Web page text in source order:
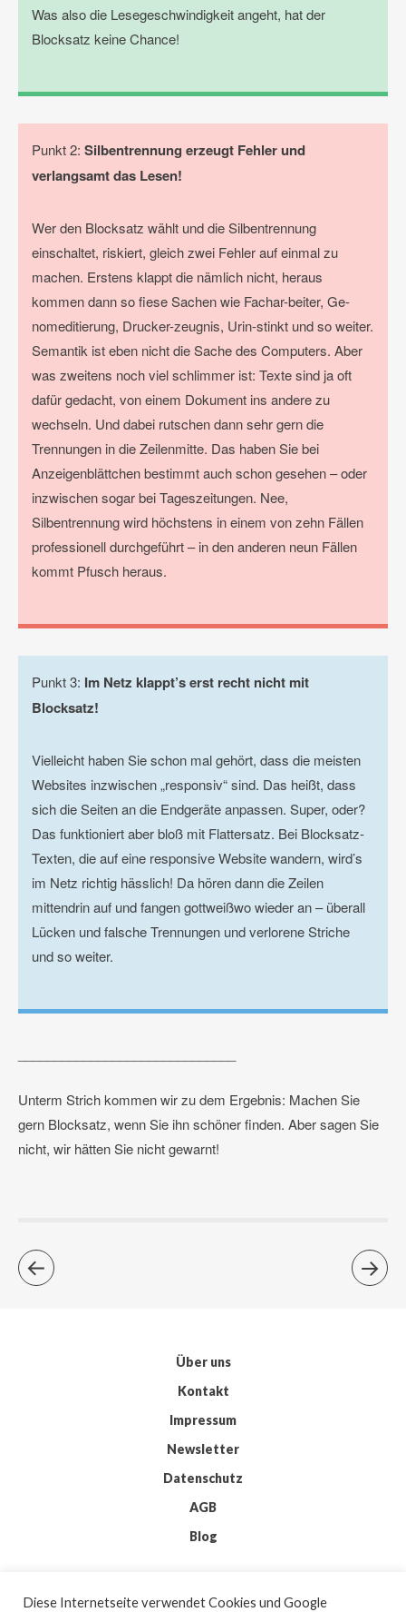
Was also die Lesegeschwindigkeit angeht, hat der
Blocksatz keine Chance!
Punkt 2: Silbentrennung erzeugt Fehler und
verlangsamt das Lesen!
Wer den Blocksatz wählt und die Silbentrennung
einschaltet, riskiert, gleich zwei Fehler auf einmal zu
machen. Erstens klappt die nämlich nicht, heraus
kommen dann so fiese Sachen wie Fachar-beiter, Ge-
nomeditierung, Drucker-zeugnis, Urin-stinkt und so weiter.
Semantik ist eben nicht die Sache des Computers. Aber
was zweitens noch viel schlimmer ist: Texte sind ja oft
dafür gedacht, von einem Dokument ins andere zu
wechseln. Und dabei rutschen dann sehr gern die
Trennungen in die Zeilenmitte. Das haben Sie bei
Anzeigenblättchen bestimmt auch schon gesehen – oder
inzwischen sogar bei Tageszeitungen. Nee,
Silbentrennung wird höchstens in einem von zehn Fällen
professionell durchgeführt – in den anderen neun Fällen
kommt Pfusch heraus.
Punkt 3: Im Netz klappt’s erst recht nicht mit
Blocksatz!
Vielleicht haben Sie schon mal gehört, dass die meisten
Websites inzwischen „responsiv“ sind. Das heißt, dass
sich die Seiten an die Endgeräte anpassen. Super, oder?
Das funktioniert aber bloß mit Flattersatz. Bei Blocksatz-
Texten, die auf eine responsive Website wandern, wird’s
im Netz richtig hässlich! Da hören dann die Zeilen
mittendrin auf und fangen gottweißwo wieder an – überall
Lücken und falsche Trennungen und verlorene Striche
und so weiter.
Unterm Strich kommen wir zu dem Ergebnis: Machen Sie
gern Blocksatz, wenn Sie ihn schöner finden. Aber sagen Sie
nicht, wir hätten Sie nicht gewarnt!
Über uns
Kontakt
Impressum
Newsletter
Datenschutz
AGB
Blog
BYWORDPRESS
Diese Internetseite verwendet Cookies und Google